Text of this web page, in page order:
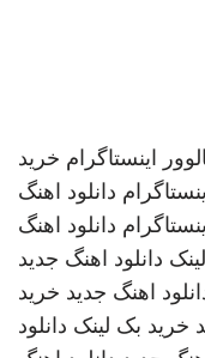
اینستاگرام خرید
دانلود اهنگ
دانلود اهنگ
دانلود اهنگ جدید
اهنگ جدید خرید
خرید بک لینک دانلود